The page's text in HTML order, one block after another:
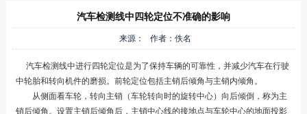
汽车检测线中四轮定位不准确的影响
来源： 作者：佚名
汽车检测线中进行四轮定位是为了保持车辆的可靠性，并减少汽车在行驶
中轮胎和转向机件的磨损。前轮定位包括主销后倾角与主销内倾角。
从侧面看车轮，转向主销（车轮转向时的旋转中心）向后倾倒，称为主
销后倾角。设置主销后倾角后，主销中心线的接地点与车轮中心的地面投影